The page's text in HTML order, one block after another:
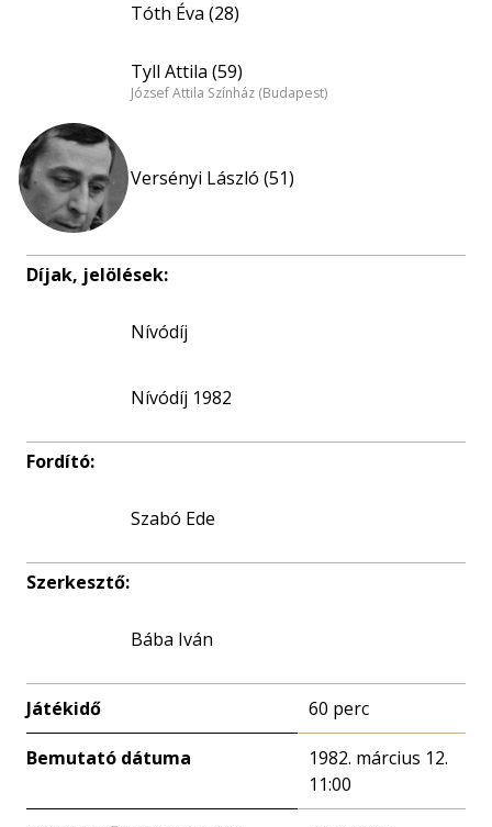
Tóth Éva (28)
Tyll Attila (59)
József Attila Színház (Budapest)
Versényi László (51)
Díjak, jelölések:
Nívódíj
Nívódíj 1982
Fordító:
Szabó Ede
Szerkesztő:
Bába Iván
Játékidő 60 perc
Bemutató dátuma
1982. március 12.
11:00